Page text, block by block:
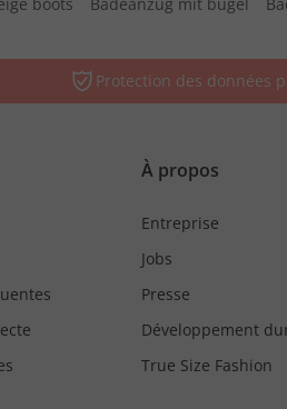
Protection des données
À propos
Entreprise
Jobs
Presse
Développement
True Size Fashion